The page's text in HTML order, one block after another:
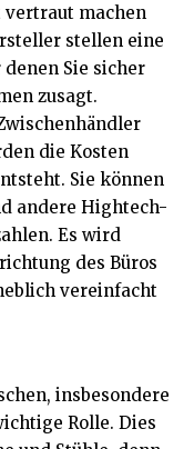
vertraut machen
stellen eine
Sie sicher
zusagt.
die Kosten
Sie können
andere Hightech-
Es wird
des Büros
vereinfacht
insbesondere
Rolle. Dies